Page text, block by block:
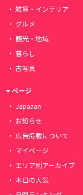
雑貨・インテリア
グルメ
観光・地域
暮らし
古写真
ページ
Japaaan
お知らせ
広告掲載について
マイページ
エリア別アーカイブ
本日の人気